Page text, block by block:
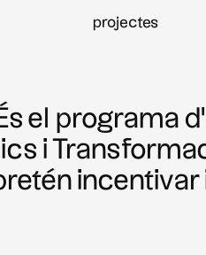
projectes
el programa
i